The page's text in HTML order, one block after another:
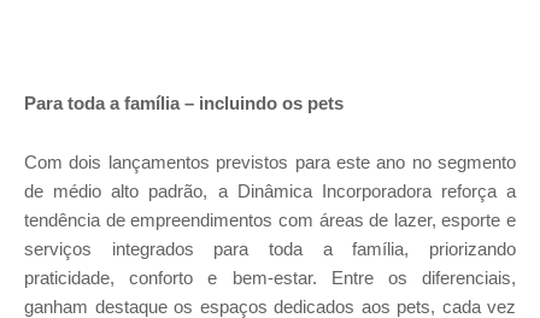
Para toda a família – incluindo os pets
Com dois lançamentos previstos para este ano no segmento
de médio alto padrão, a Dinâmica Incorporadora reforça a
tendência de empreendimentos com áreas de lazer, esporte e
serviços integrados para toda a família, priorizando
praticidade, conforto e bem-estar. Entre os diferenciais,
ganham destaque os espaços dedicados aos pets, cada vez